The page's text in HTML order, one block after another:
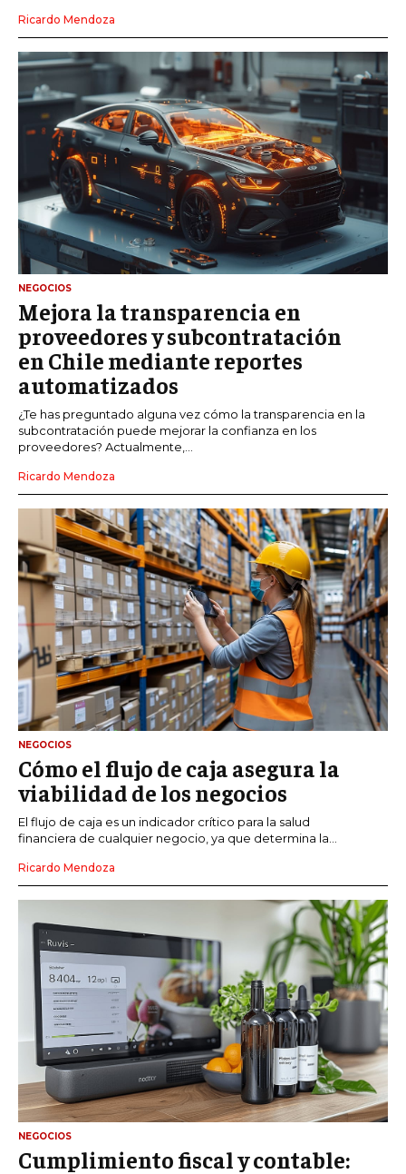
Ricardo Mendoza
NEGOCIOS
Mejora la transparencia en
proveedores y subcontratación
en Chile mediante reportes
automatizados
¿Te has preguntado alguna vez cómo la transparencia en la
subcontratación puede mejorar la confianza en los
proveedores? Actualmente,...
Ricardo Mendoza
NEGOCIOS
Cómo el flujo de caja asegura la
viabilidad de los negocios
El flujo de caja es un indicador crítico para la salud
financiera de cualquier negocio, ya que determina la...
Ricardo Mendoza
NEGOCIOS
Cumplimiento fiscal y contable: